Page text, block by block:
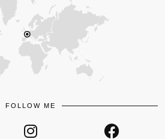
FOLLOW ME